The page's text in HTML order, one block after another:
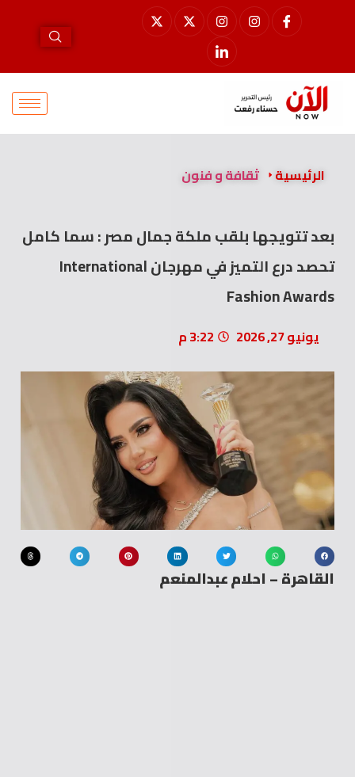
الرئيسية ثقافة و فنون
بعد تتويجها بلقب ملكة جمال مصر : سما كامل
تحصد درع التميز في مهرجان International
Fashion Awards
يونيو 27, 2026 3:22 م
القاهرة – احلام عبدالمنعم